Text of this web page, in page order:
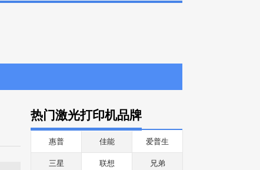
热门激光打印机品牌
惠普 佳能 爱普生
三星 联想 兄弟